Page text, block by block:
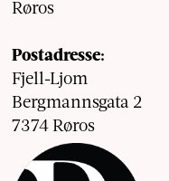
Røros
Postadresse:
Fjell-Ljom
Bergmannsgata 2
7374 Røros